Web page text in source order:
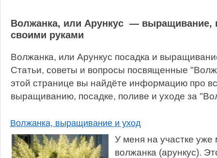
Волжанка, или Арункус — выращивание,
своими руками
Волжанка, или Арункус посадка и
Статьи, советы и вопросы посвященные
этой странице вы найдёте информацию про
выращиванию, посадке, поливе и уходе за
Волжанка, выращивание и уход
У меня на участке уже
волжанка (арункус).